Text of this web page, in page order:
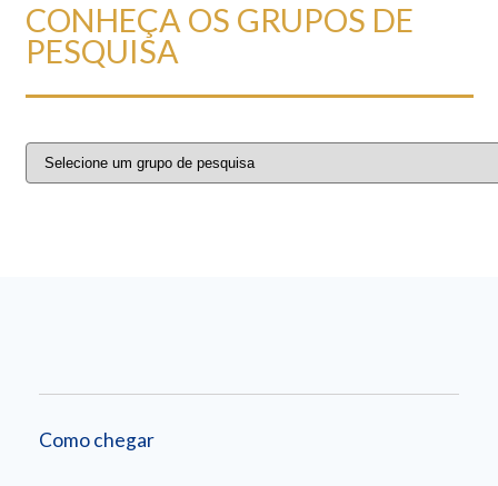
CONHEÇA OS GRUPOS DE
PESQUISA
Como chegar